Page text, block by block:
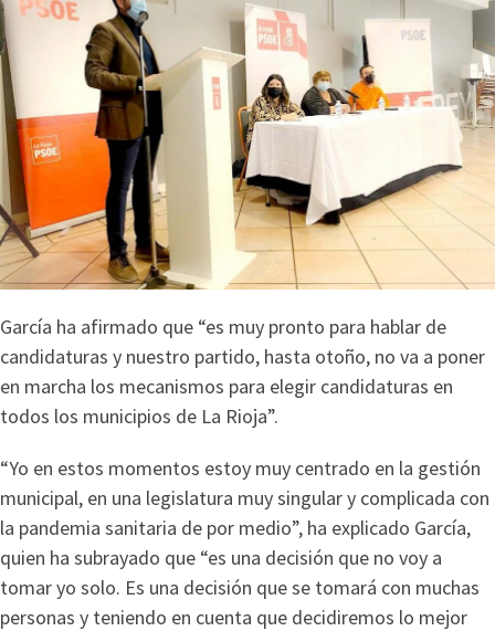
García ha afirmado que “es muy pronto para hablar de
candidaturas y nuestro partido, hasta otoño, no va a poner
en marcha los mecanismos para elegir candidaturas en
todos los municipios de La Rioja”.
“Yo en estos momentos estoy muy centrado en la gestión
municipal, en una legislatura muy singular y complicada con
la pandemia sanitaria de por medio”, ha explicado García,
quien ha subrayado que “es una decisión que no voy a
tomar yo solo. Es una decisión que se tomará con muchas
personas y teniendo en cuenta que decidiremos lo mejor